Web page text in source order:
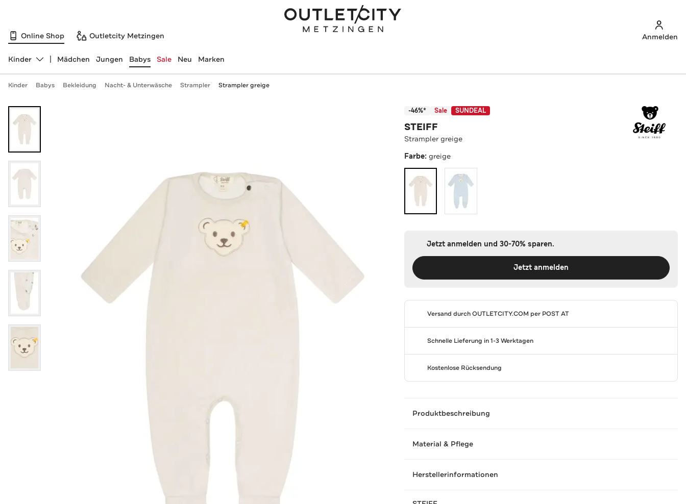
Online Shop Outletcity Metzingen Anmelden
Abteilung ändern, ausgewählt:
Kinder Mädchen Jungen Babys Sale Neu Marken
Kinder Babys Bekleidung Nacht- & Unterwäsche Strampler Strampler greige
-46%* Sale SUNDEAL
STEIFF
Strampler greige
Farbe:greige
Jetzt anmelden und 30-70% sparen.
Jetzt anmelden
Versand durchOUTLETCITY.COM per POST AT
Schnelle Lieferung in 1-3 Werktagen
Kostenlose Rücksendung
Produktbeschreibung
Material & Pflege
Herstellerinformationen